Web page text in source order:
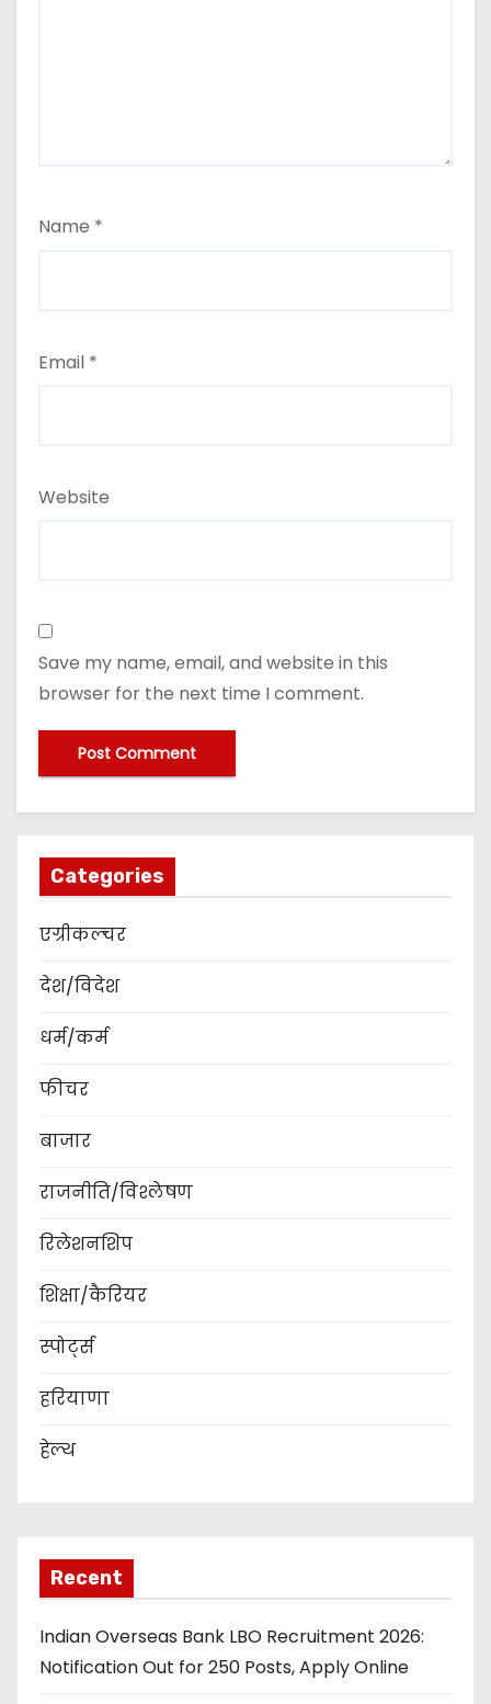
Name *
Email *
Website
Save my name, email, and website in this
browser for the next time I comment.
Categories
एग्रीकल्चर
देश/विदेश
धर्म/कर्म
फीचर
बाजार
राजनीति/विश्लेषण
रिलेशनशिप
शिक्षा/कैरियर
स्पोर्ट्स
हरियाणा
हेल्थ
Recent
Indian Overseas Bank LBO Recruitment 2026:
Notification Out for 250 Posts, Apply Online